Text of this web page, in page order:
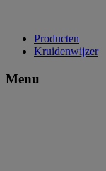
Producten
Kruidenwijzer
Menu